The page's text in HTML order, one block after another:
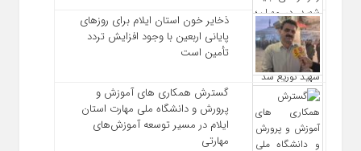
ذخایر خون استان ایلام برای روزهای
پایانی اربعین با وجود افزایش تردد
تأمین است
گسترش همکاری‌ های آموزش و
پرورش و دانشگاه ملی مهارت استان
ایلام در مسیر توسعه آموزش‌های
مهارتی